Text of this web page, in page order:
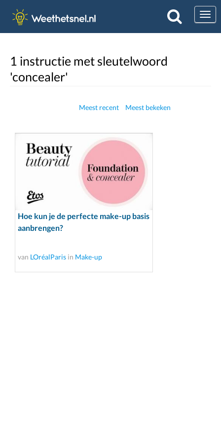
1 instructie met sleutelwoord
'concealer'
Meest recent Meest bekeken
Hoe kun je de perfecte make-up basis
aanbrengen?
van LOréalParis in Make-up